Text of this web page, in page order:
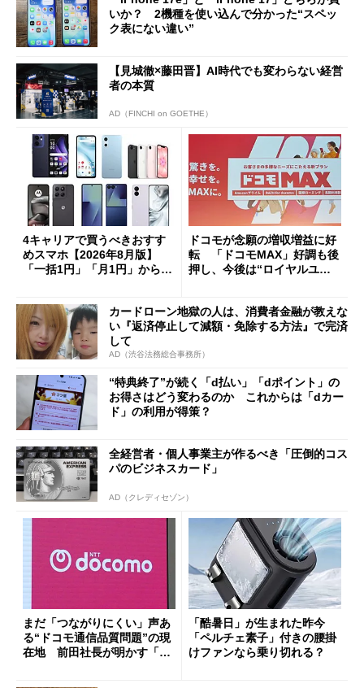
いか？ 2機種を使い込んで分かった“スペッ
ク表にない違い”
【見城徹×藤田晋】AI時代でも変わらない経営
者の本質
AD（FINCHI on GOETHE）
4キャリアで買うべきおすす
めスマホ【2026年8月版】
「一括1円」「月1円」からお
ドコモが念願の増収増益に好
転 「ドコモMAX」好調も後
押し、今後は“ロイヤルユー
カードローン地獄の人は、消費者金融が教えな
い『返済停止して減額・免除する方法』で完済
して
AD（渋谷法務総合事務所）
“特典終了”が続く「d払い」「dポイント」の
お得さはどう変わるのか これからは「dカー
ド」の利用が得策？
全経営者・個人事業主が作るべき「圧倒的コス
パのビジネスカード」
AD（クレディセゾン）
まだ「つながりにくい」声あ
る“ドコモ通信品質問題”の現
在地 前田社長が明かす「道
「酷暑日」が生まれた昨今
「ペルチェ素子」付きの腰掛
けファンなら乗り切れる？